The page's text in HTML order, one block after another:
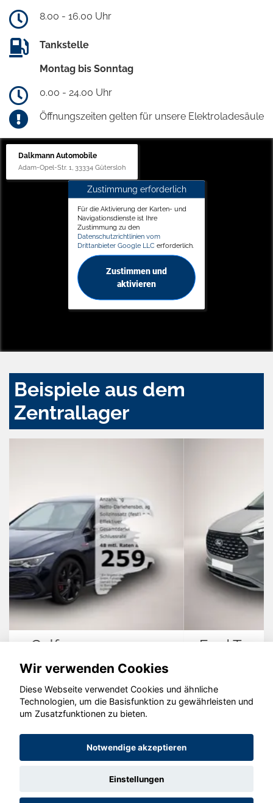
8.00 - 16.00 Uhr
Tankstelle
Montag bis Sonntag
0.00 - 24.00 Uhr
Öffnungszeiten gelten für unsere Elektroladesäule
Dalkmann Automobile
Adam-Opel-Str. 1, 33334 Gütersloh
Zustimmung erforderlich
Für die Aktivierung der Karten- und
Navigationsdienste ist Ihre
Zustimmung zu den
Datenschutzrichtlinien vom
Drittanbieter Google LLC erforderlich.
Zustimmen und
aktivieren
Beispiele aus dem
Zentrallager
Ford Tourneo Custom
© konjunkturmotor.de GmbH 2020 - 2026
Wir verwenden Cookies
Diese Webseite verwendet Cookies und ähnliche
Technologien, um die Basisfunktion zu gewährleisten und
um Zusatzfunktionen zu bieten.
Notwendige akzeptieren
Einstellungen